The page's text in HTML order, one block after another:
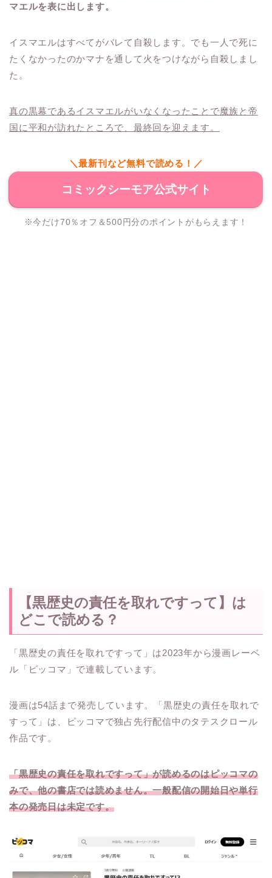
マエルを表に出します。
イスマエルはすべてがバレて自殺します。でも一人で死に
たくなかったのかマナを通して火をつけながら自殺しまし
た。
真の黒幕であるイスマエルがいなくなったことで魔族と帝
国に平和が訪れたところで、最終回を迎えます。
＼最新刊など無料で読める！／
コミックシーモア公式サイト
※今だけ70％オフ＆500円分のポイントがもらえます！
【黒歴史の責任を取れですって】は
どこで読める？
「黒歴史の責任を取れですって」は2023年から漫画レーベ
ル「ピッコマ」で連載しています。
漫画は54話まで発売しています。
「黒歴史の責任を取れで
すって」は、ピッコマで独占先行配信中のタテスクロール
作品です。
「黒歴史の責任を取れですって」が読めるのはピッコマの
みで、他の書店では読めません。一般配信の開始日や単行
本の発売日は未定です。